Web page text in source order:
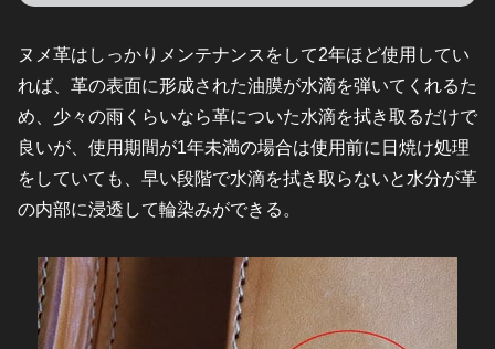
ヌメ革はしっかりメンテナンスをして2年ほど使用してい
れば、革の表面に形成された油膜が水滴を弾いてくれるた
め、少々の雨くらいなら革についた水滴を拭き取るだけで
良いが、使用期間が1年未満の場合は使用前に日焼け処理
をしていても、早い段階で水滴を拭き取らないと水分が革
の内部に浸透して輪染みができる。